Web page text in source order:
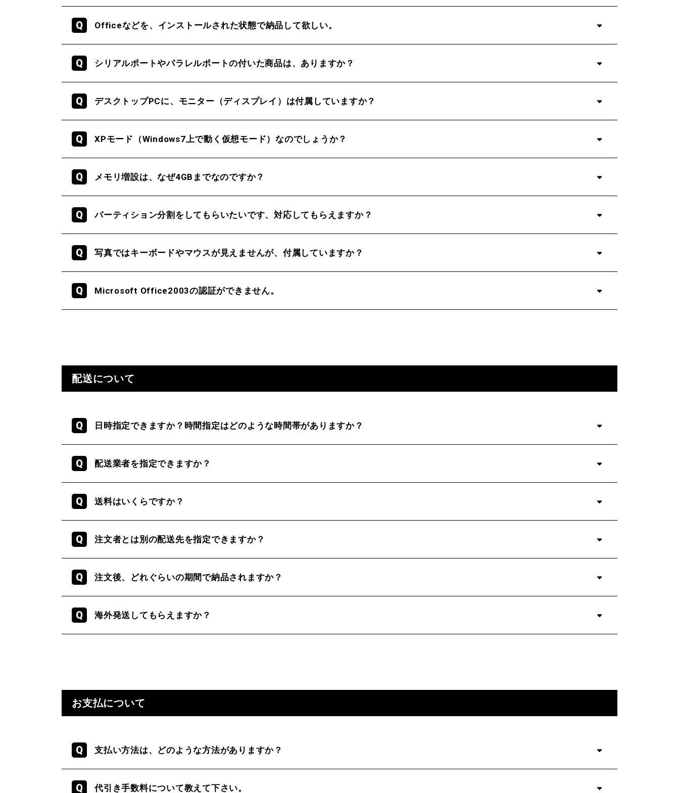
Officeなどを、インストールされた状態で納品して欲しい。
シリアルポートやパラレルポートの付いた商品は、ありますか？
デスクトップPCに、モニター（ディスプレイ）は付属していますか？
XPモード（Windows7上で動く仮想モード）なのでしょうか？
メモリ増設は、なぜ4GBまでなのですか？
パーティション分割をしてもらいたいです、対応してもらえますか？
写真ではキーボードやマウスが見えませんが、付属していますか？
Microsoft Office2003の認証ができません。
配送について
日時指定できますか？時間指定はどのような時間帯がありますか？
配送業者を指定できますか？
送料はいくらですか？
注文者とは別の配送先を指定できますか？
注文後、どれぐらいの期間で納品されますか？
海外発送してもらえますか？
お支払について
支払い方法は、どのような方法がありますか？
代引き手数料について教えて下さい。